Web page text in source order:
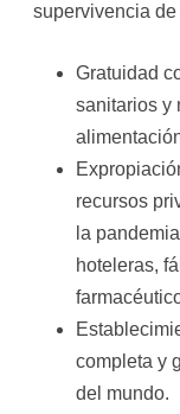
supervivencia
Gratuidad
sanitarios y
recursos
la
hoteleras,
completa y
del mundo.